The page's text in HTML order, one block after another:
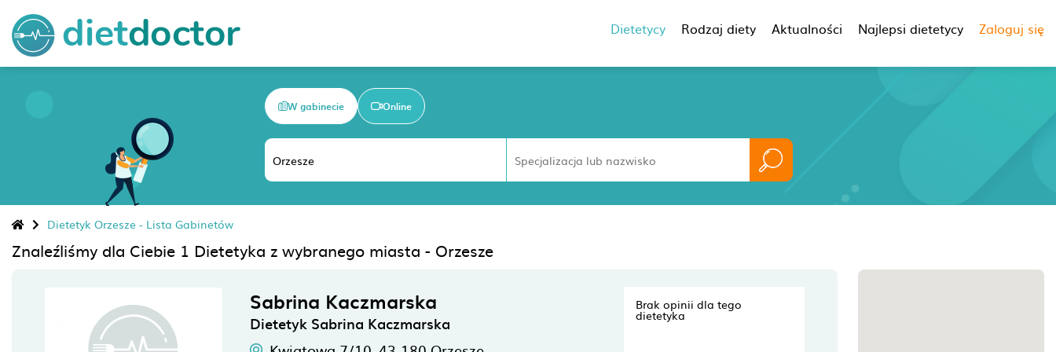
Dietetycy Rodzaj diety Aktualności Najlepsi dietetycy Zaloguj się
W gabinecie Online
Dietetyk Orzesze - Lista Gabinetów
Znaleźliśmy dla Ciebie 1 Dietetyka z wybranego miasta - Orzesze
Sabrina Kaczmarska
Dietetyk Sabrina Kaczmarska
Brak opinii dla tego
dietetyka